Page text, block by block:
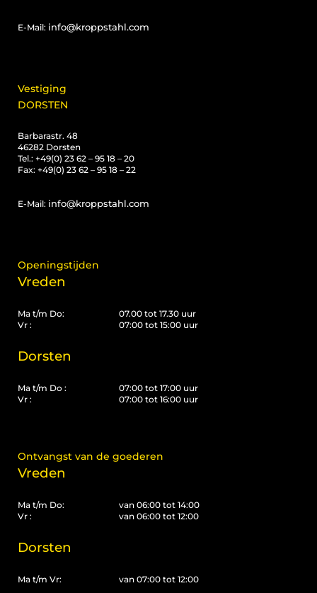
E-Mail: info@kroppstahl.com
Vestiging
DORSTEN
Barbarastr. 48
46282 Dorsten
Tel.: +49(0) 23 62 – 95 18 – 20
Fax: +49(0) 23 62 – 95 18 – 22
E-Mail: info@kroppstahl.com
Openingstijden
Vreden
Ma t/m Do:
Vr :
07.00 tot 17.30 uur
07:00 tot 15:00 uur
Dorsten
Ma t/m Do :
Vr :
07:00 tot 17:00 uur
07:00 tot 16:00 uur
Ontvangst van de goederen
Vreden
Ma t/m Do:
Vr :
van 06:00 tot 14:00
van 06:00 tot 12:00
Dorsten
Ma t/m Vr: van 07:00 tot 12:00